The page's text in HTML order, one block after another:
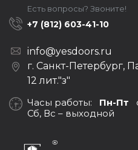
Есть вопросы? Звоните!
+7 (812) 603-41-10
info@yesdoors.ru
г. Санкт-Петербург,
12 лит."з"
Часы работы: Пн-Пт
Сб, Вс – выходной